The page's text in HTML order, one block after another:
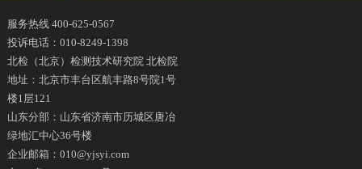
服务热线 400-625-0567
投诉电话：010-8249-1398
北检（北京）检测技术研究院 北检院
地址：北京市丰台区航丰路8号院1号
楼1层121
山东分部：山东省济南市历城区唐冶
绿地汇中心36号楼
企业邮箱：010@yjsyi.com